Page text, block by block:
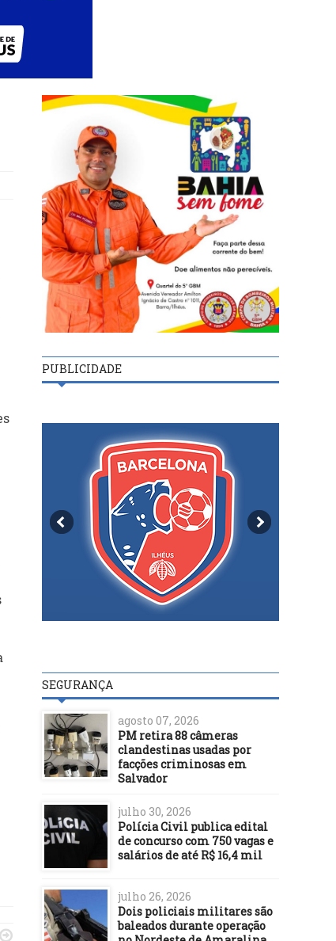

PUBLICIDADE
SEGURANÇA
agosto 07, 2026
PM retira 88 câmeras
clandestinas usadas por
facções criminosas em
Salvador
julho 30, 2026
Polícia Civil publica edital
de concurso com 750 vagas e
salários de até R$ 16,4 mil
julho 26, 2026
Dois policiais militares são
baleados durante operação